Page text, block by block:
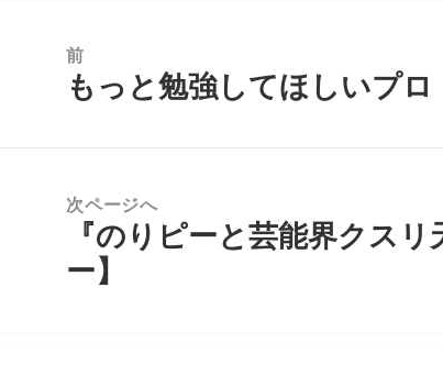
前
前
もっと勉強してほしいプロ
次ページへ
次
の
『のりピーと芸能界クス
ー】